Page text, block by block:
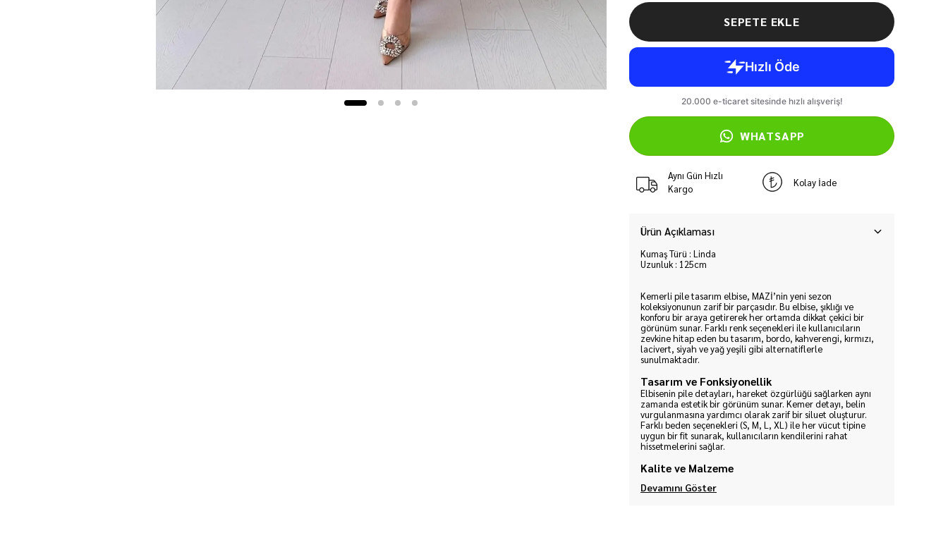
SEPETE EKLE
WHATSAPP
Aynı Gün Hızlı
Kargo
Kolay İade
Ürün Açıklaması
Kumaş Türü : Linda
Uzunluk : 125cm
Kemerli pile tasarım elbise, MAZİ’nin yeni sezon
koleksiyonunun zarif bir parçasıdır. Bu elbise, şıklığı ve
konforu bir araya getirerek her ortamda dikkat çekici bir
görünüm sunar. Farklı renk seçenekleri ile kullanıcıların
zevkine hitap eden bu tasarım, bordo, kahverengi, kırmızı,
lacivert, siyah ve yağ yeşili gibi alternatiflerle
sunulmaktadır.
Tasarım ve Fonksiyonellik
Elbisenin pile detayları, hareket özgürlüğü sağlarken aynı
zamanda estetik bir görünüm sunar. Kemer detayı, belin
vurgulanmasına yardımcı olarak zarif bir siluet oluşturur.
Farklı beden seçenekleri (S, M, L, XL) ile her vücut tipine
uygun bir fit sunarak, kullanıcıların kendilerini rahat
hissetmelerini sağlar.
Kalite ve Malzeme
Devamını Göster